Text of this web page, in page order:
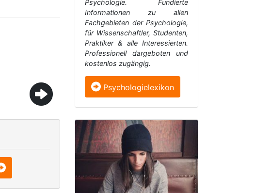
Psychologie. Fundierte
Informationen zu allen
Fachgebieten der Psychologie,
für Wissenschaftler, Studenten,
Praktiker & alle Interessierten.
Professionell dargeboten und
kostenlos zugängig.
Psychologielexikon